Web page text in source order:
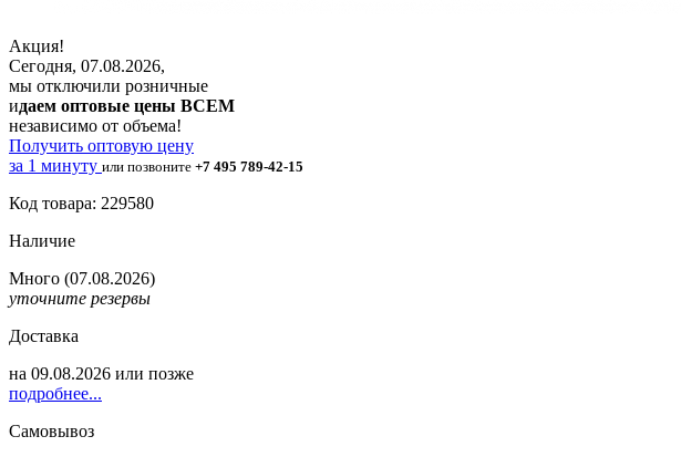
Акция!
Сегодня, 07.08.2026,
мы отключили розничные
идаем оптовые цены ВСЕМ
независимо от объема!
Получить оптовую цену
за 1 минуту или позвоните +7 495 789-42-15
Код товара: 229580
Наличие
Много (07.08.2026)
уточните резервы
Доставка
на 09.08.2026 или позже
подробнее...
Самовывоз